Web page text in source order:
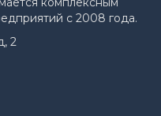
с 2008 года.
2